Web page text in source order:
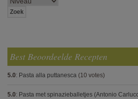
Best Beoordeelde Recepten
5.0: Pasta alla puttanesca (10 votes)
5.0: Pasta met spinazieballetjes (Antonio